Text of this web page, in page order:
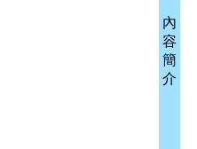
內
容
簡
介